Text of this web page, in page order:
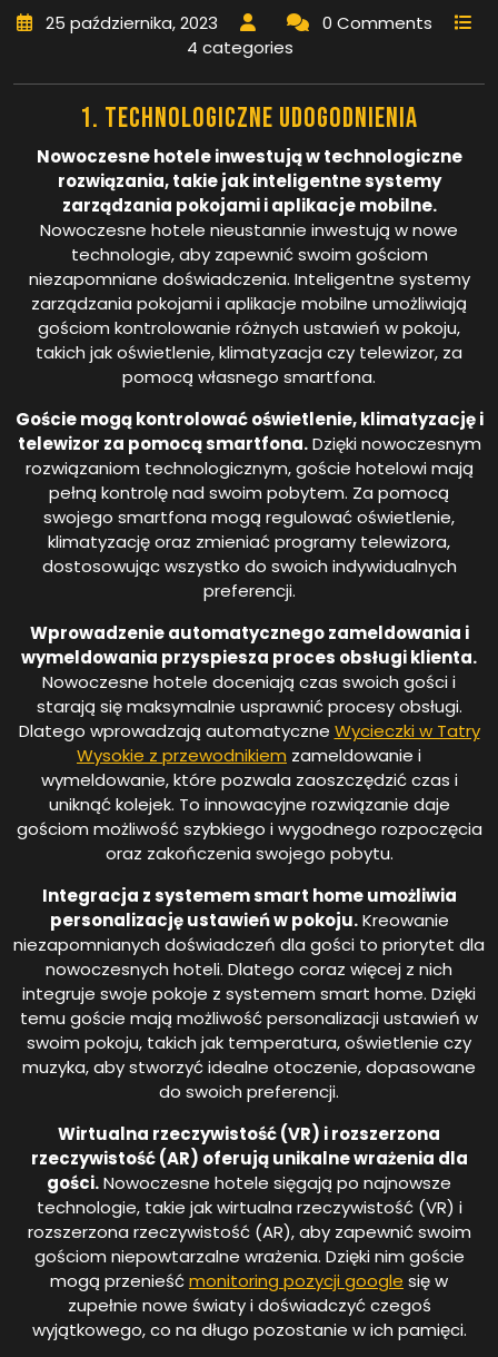
25 października, 2023
0 Comments
4 categories
1. Technologiczne udogodnienia
Nowoczesne hotele inwestują w technologiczne
rozwiązania, takie jak inteligentne systemy
zarządzania pokojami i aplikacje mobilne.
Nowoczesne hotele nieustannie inwestują w nowe
technologie, aby zapewnić swoim gościom
niezapomniane doświadczenia. Inteligentne systemy
zarządzania pokojami i aplikacje mobilne umożliwiają
gościom kontrolowanie różnych ustawień w pokoju,
takich jak oświetlenie, klimatyzacja czy telewizor, za
pomocą własnego smartfona.
Goście mogą kontrolować oświetlenie, klimatyzację i
telewizor za pomocą smartfona.Dzięki nowoczesnym
rozwiązaniom technologicznym, goście hotelowi mają
pełną kontrolę nad swoim pobytem. Za pomocą
swojego smartfona mogą regulować oświetlenie,
klimatyzację oraz zmieniać programy telewizora,
dostosowując wszystko do swoich indywidualnych
preferencji.
Wprowadzenie automatycznego zameldowania i
wymeldowania przyspiesza proces obsługi klienta.
Nowoczesne hotele doceniają czas swoich gości i
starają się maksymalnie usprawnić procesy obsługi.
Dlatego wprowadzają automatyczne Wycieczki w Tatry
Wysokie z przewodnikiem zameldowanie i
wymeldowanie, które pozwala zaoszczędzić czas i
uniknąć kolejek. To innowacyjne rozwiązanie daje
gościom możliwość szybkiego i wygodnego rozpoczęcia
oraz zakończenia swojego pobytu.
Integracja z systemem smart home umożliwia
personalizację ustawień w pokoju.Kreowanie
niezapomnianych doświadczeń dla gości to priorytet dla
nowoczesnych hoteli. Dlatego coraz więcej z nich
integruje swoje pokoje z systemem smart home. Dzięki
temu goście mają możliwość personalizacji ustawień w
swoim pokoju, takich jak temperatura, oświetlenie czy
muzyka, aby stworzyć idealne otoczenie, dopasowane
do swoich preferencji.
Wirtualna rzeczywistość (VR) i rozszerzona
rzeczywistość (AR) oferują unikalne wrażenia dla
gości.Nowoczesne hotele sięgają po najnowsze
technologie, takie jak wirtualna rzeczywistość (VR) i
rozszerzona rzeczywistość (AR), aby zapewnić swoim
gościom niepowtarzalne wrażenia. Dzięki nim goście
mogą przenieśćmonitoring pozycji google się w
zupełnie nowe światy i doświadczyć czegoś
wyjątkowego, co na długo pozostanie w ich pamięci.